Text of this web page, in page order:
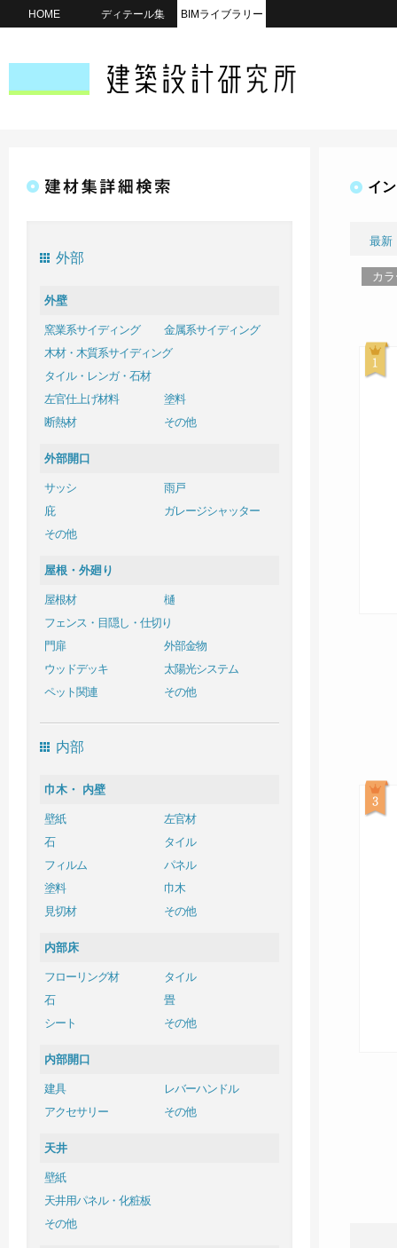
HOME ディテール集 BIMライブラリー
外部
外壁
窯業系サイディング
金属系サイディング
木材・木質系サイディング
タイル・レンガ・石材
左官仕上げ材料
塗料
断熱材
その他
外部開口
サッシ
雨戸
庇
ガレージシャッター
その他
屋根・外廻り
屋根材
樋
フェンス・目隠し・仕切り
門扉
外部金物
ウッドデッキ
太陽光システム
ペット関連
その他
内部
巾木・ 内壁
壁紙
左官材
石
タイル
フィルム
パネル
塗料
巾木
見切材
その他
内部床
フローリング材
タイル
石
畳
シート
その他
内部開口
建具
レバーハンドル
アクセサリー
その他
天井
壁紙
天井用パネル・化粧板
その他
イ
最新
カ